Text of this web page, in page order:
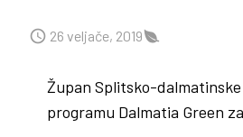
26 veljače, 2019
Župan Splitsko-
programu Dalmatia Green